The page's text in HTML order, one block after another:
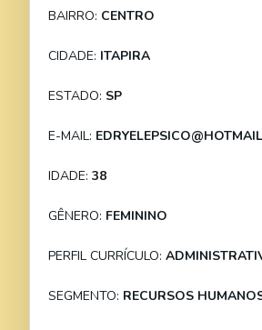
BAIRRO: CENTRO
CIDADE: ITAPIRA
ESTADO: SP
E-MAIL:
IDADE: 38
GÊNERO: FEMININO
PERFIL CURRÍCULO:
SEGMENTO: RECURSOS